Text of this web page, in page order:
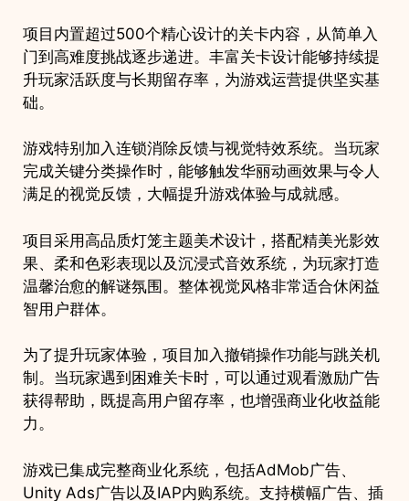
项目内置超过500个精心设计的关卡内容，从简单入
门到高难度挑战逐步递进。丰富关卡设计能够持续提
升玩家活跃度与长期留存率，为游戏运营提供坚实基
础。
游戏特别加入连锁消除反馈与视觉特效系统。当玩家
完成关键分类操作时，能够触发华丽动画效果与令人
满足的视觉反馈，大幅提升游戏体验与成就感。
项目采用高品质灯笼主题美术设计，搭配精美光影效
果、柔和色彩表现以及沉浸式音效系统，为玩家打造
温馨治愈的解谜氛围。整体视觉风格非常适合休闲益
智用户群体。
为了提升玩家体验，项目加入撤销操作功能与跳关机
制。当玩家遇到困难关卡时，可以通过观看激励广告
获得帮助，既提高用户留存率，也增强商业化收益能
力。
游戏已集成完整商业化系统，包括AdMob广告、
Unity Ads广告以及IAP内购系统。支持横幅广告、插